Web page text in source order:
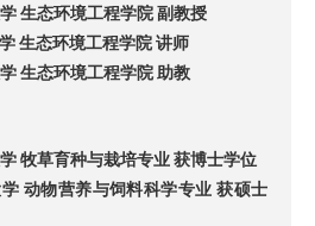
生态环境工程学院副教授
生态环境工程学院讲师
生态环境工程学院 助教
牧草育种与栽培专业获博士学位
动物营养与饲料科学专业 获硕士